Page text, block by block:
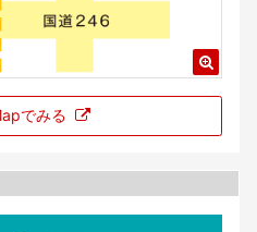
でみる